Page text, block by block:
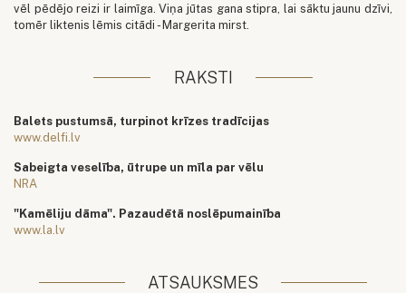
vēl pēdējo reizi ir laimīga. Viņa jūtas gana stipra, lai sāktu jaunu dzīvi,
tomēr liktenis lēmis citādi - Margerita mirst.
RAKSTI
Balets pustumsā, turpinot krīzes tradīcijas
www.delfi.lv
Sabeigta veselība, ūtrupe un mīla par vēlu
NRA
"Kamēliju dāma". Pazaudētā noslēpumainība
www.la.lv
ATSAUKSMES